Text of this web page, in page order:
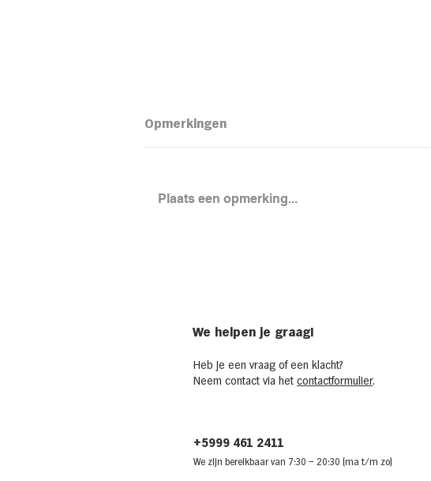
Opmerkingen
Plaats een opmerking...
We helpen je graag!
Heb je een vraag of een klacht?
Neem contact via het contactformulier.
+5999 461 2411
We zijn bereikbaar van 7:30 – 20:30 (ma t/m zo)